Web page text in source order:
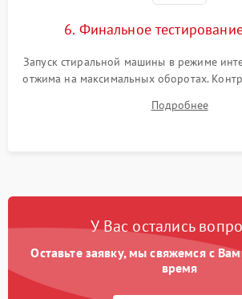
6. Финальное
Запуск стиральной машины в режиме
отжима на максимальных оборотах.
корректности слива, отсутствия
посторонних стуков и протечек
Подробнее
У Вас остались
Оставьте заявку, мы свяжемся с
время